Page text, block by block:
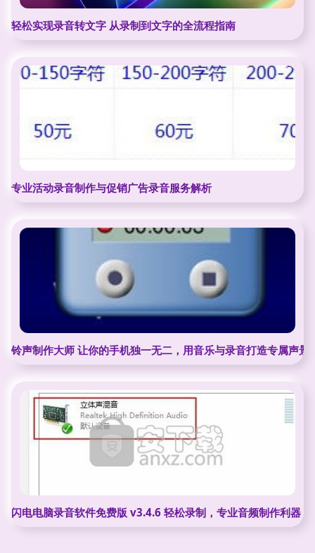
轻松实现录音转文字 从录制到文字的全流程指南
专业活动录音制作与促销广告录音服务解析
铃声制作大师 让你的手机独一无二，用音乐与录音打造专属声景
闪电电脑录音软件免费版 v3.4.6 轻松录制，专业音频制作利器